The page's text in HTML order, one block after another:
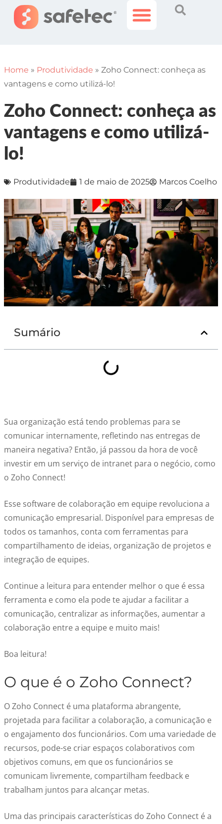
Home » Produtividade » Zoho Connect: conheça as
vantagens e como utilizá-lo!
Zoho Connect: conheça as
vantagens e como utilizá-
lo!
Produtividade 1 de maio de 2025 Marcos Coelho
Sumário
Sua organização está tendo problemas para se
comunicar internamente, refletindo nas entregas de
maneira negativa? Então, já passou da hora de você
investir em um serviço de intranet para o negócio, como
o Zoho Connect!
Esse software de colaboração em equipe revoluciona a
comunicação empresarial. Disponível para empresas de
todos os tamanhos, conta com ferramentas para
compartilhamento de ideias, organização de projetos e
integração de equipes.
Continue a leitura para entender melhor o que é essa
ferramenta e como ela pode te ajudar a facilitar a
comunicação, centralizar as informações, aumentar a
colaboração entre a equipe e muito mais!
Boa leitura!
O que é o Zoho Connect?
O Zoho Connect é uma plataforma abrangente,
projetada para facilitar a colaboração, a comunicação e
o engajamento dos funcionários. Com uma variedade de
recursos, pode-se criar espaços colaborativos com
objetivos comuns, em que os funcionários se
comunicam livremente, compartilham feedback e
trabalham juntos para alcançar metas.
Uma das principais características do Zoho Connect é a